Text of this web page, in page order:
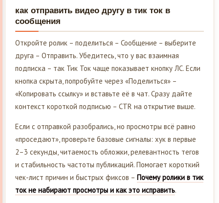
как отправить видео другу в тик ток в
сообщения
Откройте ролик – поделиться – Сообщение – выберите
друга – Отправить. Убедитесь, что у вас взаимная
подписка – так Тик Ток чаще показывает кнопку ЛС. Если
кнопка скрыта, попробуйте через «Поделиться» –
«Копировать ссылку» и вставьте её в чат. Сразу дайте
контекст короткой подписью – CTR на открытие выше.
Если с отправкой разобрались, но просмотры всё равно
«проседают», проверьте базовые сигналы: хук в первые
2–3 секунды, читаемость обложки, релевантность тегов
и стабильность частоты публикаций. Помогает короткий
чек-лист причин и быстрых фиксов – Почему ролики в тик
ток не набирают просмотры и как это исправить.